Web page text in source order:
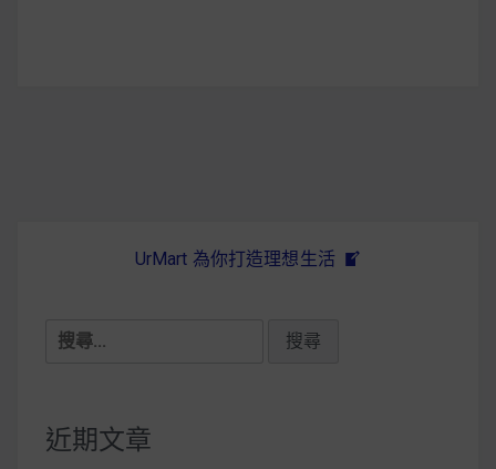
UrMart 為你打造理想生活
搜
鍵
字:
近期文章